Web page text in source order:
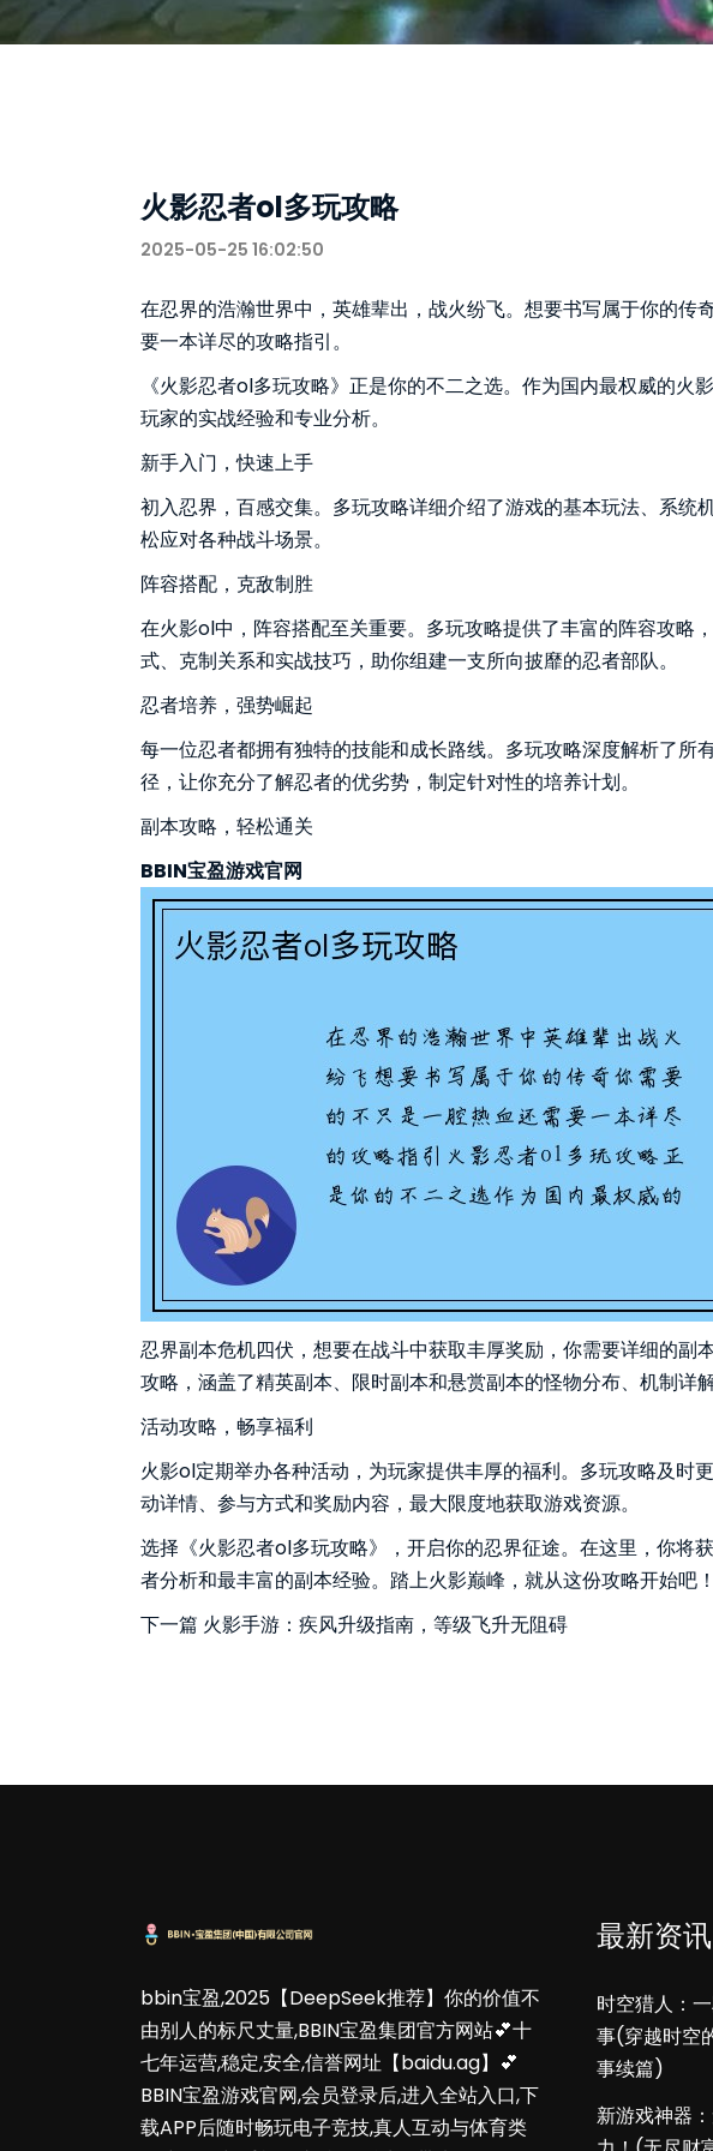
火影忍者ol多玩攻略
2025-05-25 16:02:50
在忍界的浩瀚世界中，英雄辈出，战火纷飞。想要书写属于你的传
要一本详尽的攻略指引。
《火影忍者ol多玩攻略》正是你的不二之选。作为国内最权威的火
玩家的实战经验和专业分析。
新手入门，快速上手
初入忍界，百感交集。多玩攻略详细介绍了游戏的基本玩法、系统
松应对各种战斗场景。
阵容搭配，克敌制胜
在火影ol中，阵容搭配至关重要。多玩攻略提供了丰富的阵容攻略
式、克制关系和实战技巧，助你组建一支所向披靡的忍者部队。
忍者培养，强势崛起
每一位忍者都拥有独特的技能和成长路线。多玩攻略深度解析了所
径，让你充分了解忍者的优劣势，制定针对性的培养计划。
副本攻略，轻松通关
BBIN宝盈游戏官网
忍界副本危机四伏，想要在战斗中获取丰厚奖励，你需要详细的副
攻略，涵盖了精英副本、限时副本和悬赏副本的怪物分布、机制详解
活动攻略，畅享福利
火影ol定期举办各种活动，为玩家提供丰厚的福利。多玩攻略及时
动详情、参与方式和奖励内容，最大限度地获取游戏资源。
选择《火影忍者ol多玩攻略》，开启你的忍界征途。在这里，你将
者分析和最丰富的副本经验。踏上火影巅峰，就从这份攻略开始吧！
下一篇 火影手游：疾风升级指南，等级飞升无阻碍
bbin宝盈,2025【DeepSeek推荐】你的价值不
由别人的标尺丈量,BBIN宝盈集团官方网站💕十
七年运营,稳定,安全,信誉网址【baidu.ag】💕
BBIN宝盈游戏官网,会员登录后,进入全站入口,下
载APP后随时畅玩电子竞技,真人互动与体育类
最新资讯
时空猎人：
事(穿越时空
事续篇)
新游戏神器